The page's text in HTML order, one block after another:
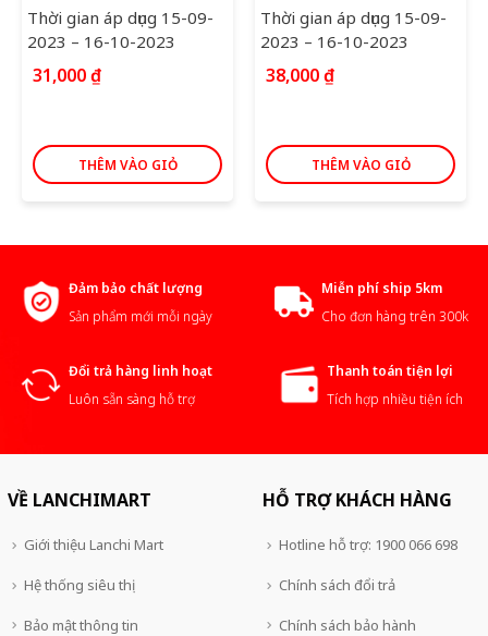
Thời gian áp dụng 15-09-
2023 – 16-10-2023
31,000₫
THÊM VÀO GIỎ
Thời gian áp dụng 15-09-
2023 – 16-10-2023
38,000₫
THÊM VÀO GIỎ
Đảm bảo chất lượng
Sản phẩm mới mỗi ngày
Miễn phí ship 5km
Cho đơn hàng trên 300k
Đổi trả hàng linh hoạt
Luôn sẵn sàng hỗ trợ
Thanh toán tiện lợi
Tích hợp nhiều tiện ích
VỀ LANCHIMART
Giới thiệu Lanchi Mart
Hệ thống siêu thị
Bảo mật thông tin
HỖ TRỢ KHÁCH HÀNG
Hotline hỗ trợ: 1900 066 698
Chính sách đổi trả
Chính sách bảo hành